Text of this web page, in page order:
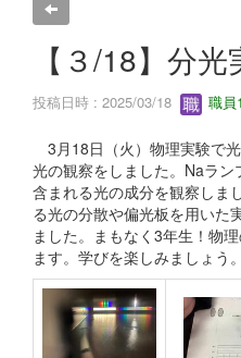
【３/18】分光
投稿日時 : 2025/03/18 職員
3月18日（火）物理実験で
光の観察をしました。Naラ
含まれる光の成分を観察しま
る光の分散や偏光板を用いた
ました。まもなく3年生！物
ます。学びを楽しみましょう。